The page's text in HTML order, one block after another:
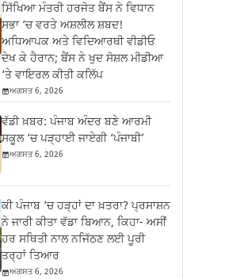
ਸਿੱਖਿਆ ਮੰਤਰੀ ਹਰਜੋਤ ਬੈਂਸ ਨੇ ਵਿਧਾਨ
ਸਭਾ ‘ਚ ਵਰਤੇ ਅਸ਼ਲੀਲ ਸ਼ਬਦ!
ਅਧਿਆਪਕ ਅਤੇ ਵਿਦਿਆਰਥੀ ਵੀਡੀਓ
ਦੇਖ ਕੇ ਹੈਰਾਨ; ਬੈਂਸ ਨੇ ਖੁਦ ਸੋਸ਼ਲ ਮੀਡੀਆ
‘ਤੇ ਵਾਇਰਲ ਕੀਤੀ ਕਲਿੱਪ
ਅਗਸਤ 6, 2026
ਵੱਡੀ ਖ਼ਬਰ: ਪੰਜਾਬ ਅੰਦਰ ਬਣੇ ਆਰਮੀ
ਸਕੂਲ ‘ਚ ਪੜ੍ਹਾਈ ਜਾਏਗੀ ‘ਪੰਜਾਬੀ’
ਅਗਸਤ 6, 2026
ਕੀ ਪੰਜਾਬ ‘ਚ ਹੜ੍ਹਾਂ ਦਾ ਖ਼ਤਰਾ? ਪ੍ਰਸਾਸ਼ਨ
ਨੇ ਜਾਰੀ ਕੀਤਾ ਵੱਡਾ ਬਿਆਨ, ਕਿਹਾ- ਅਸੀਂ
ਹਰ ਸਥਿਤੀ ਨਾਲ ਨਜਿੱਠਣ ਲਈ ਪੂਰੀ
ਤਰ੍ਹਾਂ ਤਿਆਰ
ਅਗਸਤ 6, 2026